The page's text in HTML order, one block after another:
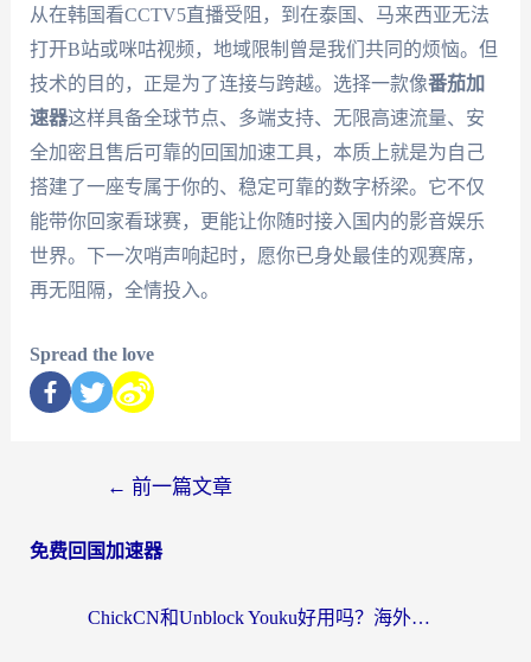
从在韩国看CCTV5直播受阻，到在泰国、马来西亚无法
打开B站或咪咕视频，地域限制曾是我们共同的烦恼。但
技术的目的，正是为了连接与跨越。选择一款像番茄加
速器这样具备全球节点、多端支持、无限高速流量、安
全加密且售后可靠的回国加速工具，本质上就是为自己
搭建了一座专属于你的、稳定可靠的数字桥梁。它不仅
能带你回家看球赛，更能让你随时接入国内的影音娱乐
世界。下一次哨声响起时，愿你已身处最佳的观赛席，
再无阻隔，全情投入。
Spread the love
← 前一篇文章
免费回国加速器
ChickCN和Unblock Youku好用吗？海外党亲测3款回国加速器，附iOS免费选择指南